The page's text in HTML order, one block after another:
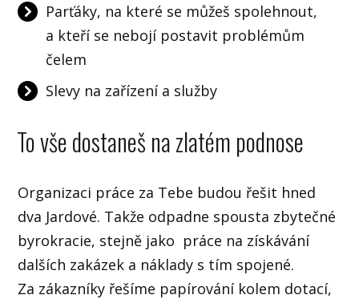
Parťáky, na které se můžeš spolehnout,
a kteří se nebojí postavit problémům
čelem
Slevy na zařízení a služby
To vše dostaneš na zlatém podnose
Organizaci práce za Tebe budou řešit hned
dva Jardové. Takže odpadne spousta zbytečné
byrokracie, stejně jako práce na získávání
dalších zakázek a náklady s tím spojené.
Za zákazníky řešíme papírování kolem dotací,